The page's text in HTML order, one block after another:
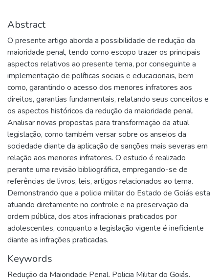
Abstract
O presente artigo aborda a possibilidade de redução da
maioridade penal, tendo como escopo trazer os principais
aspectos relativos ao presente tema, por conseguinte a
implementação de políticas sociais e educacionais, bem
como, garantindo o acesso dos menores infratores aos
direitos, garantias fundamentais, relatando seus conceitos e
os aspectos históricos da redução da maioridade penal.
Analisar novas propostas para transformação da atual
legislação, como também versar sobre os anseios da
sociedade diante da aplicação de sanções mais severas em
relação aos menores infratores. O estudo é realizado
perante uma revisão bibliográfica, empregando-se de
referências de livros, leis, artigos relacionados ao tema.
Demonstrando que a policia militar do Estado de Goiás esta
atuando diretamente no controle e na preservação da
ordem pública, dos atos infracionais praticados por
adolescentes, conquanto a legislação vigente é ineficiente
diante as infrações praticadas.
Keywords
Redução da Maioridade Penal. Policia Militar do Goiás.